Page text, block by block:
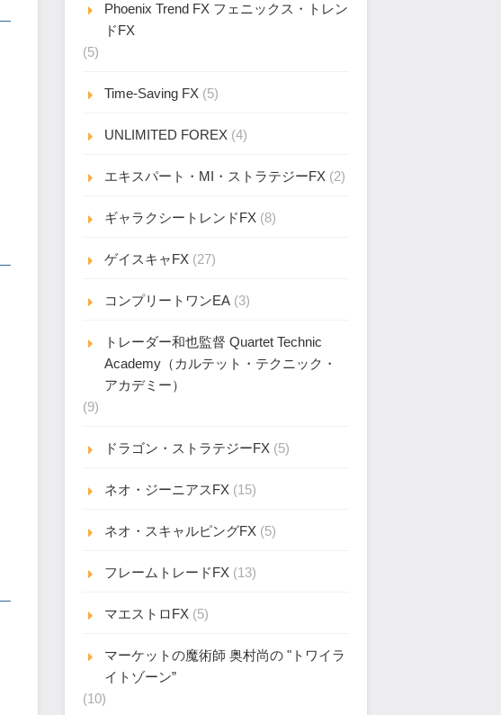
Phoenix Trend FX フェニックス・トレン
ドFX
(5)
Time-Saving FX (5)
UNLIMITED FOREX (4)
エキスパート・MI・ストラテジーFX (2)
ギャラクシートレンドFX (8)
ゲイスキャFX (27)
コンプリートワンEA (3)
トレーダー和也監督 Quartet Technic
Academy（カルテット・テクニック・
アカデミー）
(9)
ドラゴン・ストラテジーFX (5)
ネオ・ジーニアスFX (15)
ネオ・スキャルピングFX (5)
フレームトレードFX (13)
マエストロFX (5)
マーケットの魔術師 奥村尚の "トワイラ
イトゾーン”
(10)